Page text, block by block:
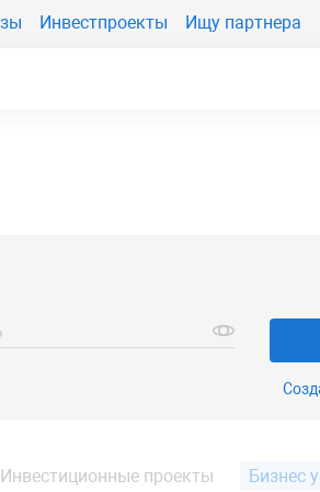
Инвестпроекты Ищу партнера
Инвестиционные проекты Бизнес